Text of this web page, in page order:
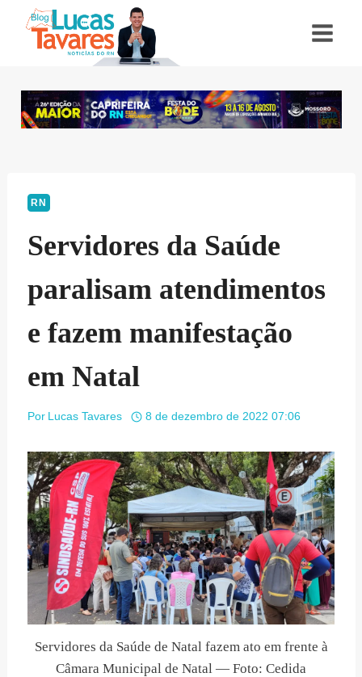
RN
Servidores da Saúde
paralisam atendimentos
e fazem manifestação
em Natal
Por Lucas Tavares 8 de dezembro de 2022 07:06
Servidores da Saúde de Natal fazem ato em frente à
Câmara Municipal de Natal — Foto: Cedida